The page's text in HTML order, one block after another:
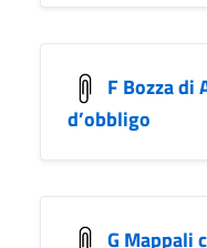
F Bozza
d’obbligo
G Mappali